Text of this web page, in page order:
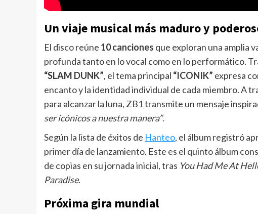
Un viaje musical más maduro y
El disco reúne 10 canciones que exploran una amplia
profunda tanto en lo vocal como en lo performático.
“SLAM DUNK”, el tema principal “ICONIK” expresa
encanto y la identidad individual de cada miembro. A
para alcanzar la luna, ZB1 transmite un mensaje
ser icónicos a nuestra manera”.
Según la lista de éxitos de Hanteo, el álbum registró
primer día de lanzamiento. Este es el quinto álbum
de copias en su jornada inicial, tras You Had Me At
Paradise.
Próxima gira mundial